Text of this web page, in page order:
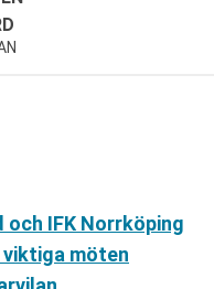
IFK Norrköping
viktiga möten